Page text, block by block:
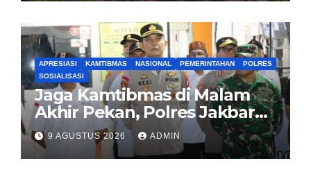
APRESIASI KAMTIBMAS NASIONAL PEMERINTAHAN
POLRES
SOSIALISASI
Jaga Kamtibmas di Malam
Akhir Pekan, Polres Jakbar
Gelar KRYD Bersama Tiga
Pilar
9 AGUSTUS 2026 ADMIN